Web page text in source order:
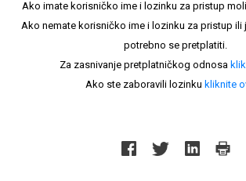
Ako imate korisničko ime i lozinku za pristup
Ako nemate korisničko ime i lozinku za pristup ili
potrebno se pretplatiti.
Za zasnivanje pretplatničkog odnosa
Ako ste zaboravili lozinku kliknite